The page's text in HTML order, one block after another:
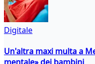
Digitale
Un'altra maxi multa a